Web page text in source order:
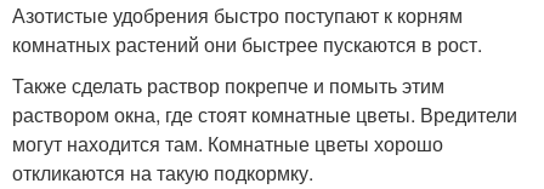
Азотистые удобрения быстро поступают к корням
комнатных растений они быстрее пускаются в рост.
Также сделать раствор покрепче и помыть этим
раствором окна, где стоят комнатные цветы. Вредители
могут находится там. Комнатные цветы хорошо
откликаются на такую подкормку.